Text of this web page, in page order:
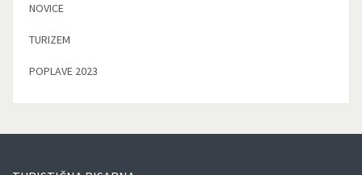
NOVICE
TURIZEM
POPLAVE 2023